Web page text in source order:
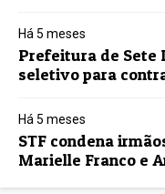
Há 5 meses
Prefeitura de Sete
seletivo para
Há 5 meses
STF condena
Marielle Franco e